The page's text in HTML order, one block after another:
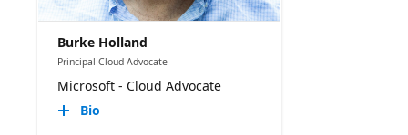
Burke Holland
Principal Cloud Advocate
Microsoft - Cloud Advocate
Bio